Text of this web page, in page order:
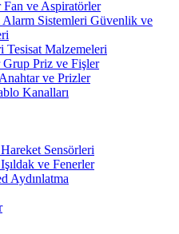
Fan ve Aspiratörler
Güvenlik ve
Tesisat Malzemeleri
Grup Priz ve Fişler
ve Prizler
Kanalları
Hareket Sensörleri
ve Fenerler
Aydınlatma